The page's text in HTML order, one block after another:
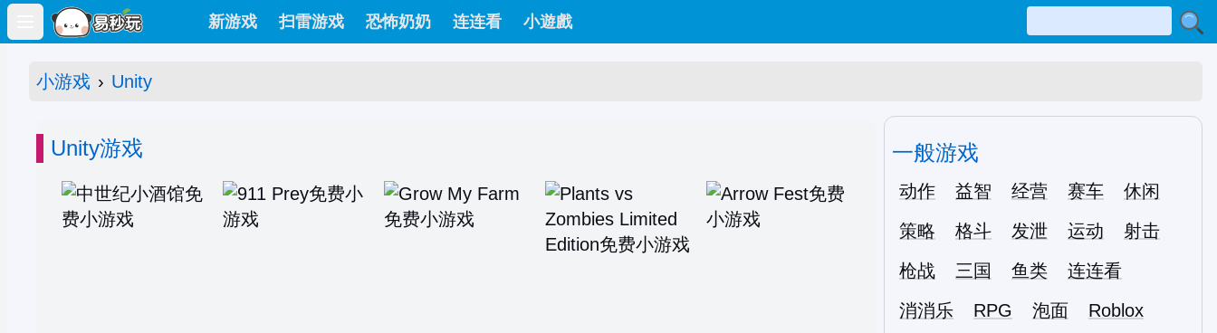
Open main menu
新游戏 扫雷游戏 恐怖奶奶 连连看 小遊戲
小游戏 › Unity
Unity游戏 一般游戏
动作 益智 经营 赛车
休闲
策略
格斗 发泄 运动
射击
枪战
三国 鱼类
连连看
消消乐
RPG 泡面
Roblox